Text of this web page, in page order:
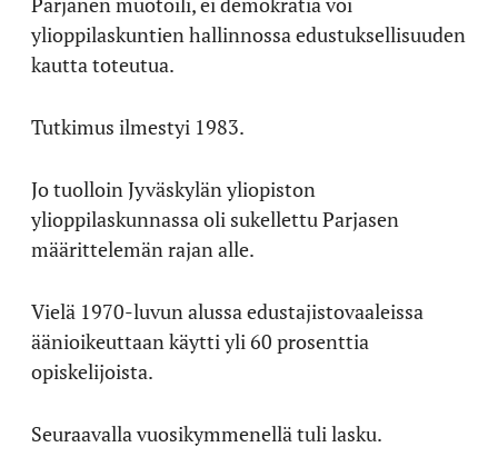
ylioppilaskuntien hallinnossa edustuksellisuuden
kautta toteutua.
Tutkimus ilmestyi 1983.
Jo tuolloin Jyväskylän yliopiston
ylioppilaskunnassa oli sukellettu Parjasen
määrittelemän rajan alle.
Vielä 1970-luvun alussa edustajistovaaleissa
äänioikeuttaan käytti yli 60 prosenttia
opiskelijoista.
Seuraavalla vuosikymmenellä tuli lasku.